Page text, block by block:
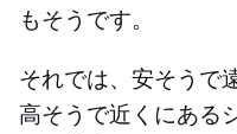
もそうです。
それでは、安そうで
高そうで近くにある